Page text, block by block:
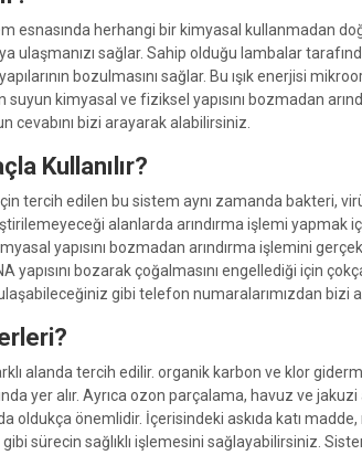
herhangi bir kimyasal kullanmadan
sağlar. Sahip olduğu lambalar
bozulmasını sağlar. Bu ışık enerjisi
kimyasal ve fiziksel yapısını bozmadan
bizi arayarak alabilirsiniz.
Kullanılır?
tercih edilen bu sistem aynı zamanda bakteri,
alanlarda arındırma işlemi yapmak
yapısını bozmadan arındırma işlemini
bozarak çoğalmasını engellediği için
gibi telefon numaralarımızdan bizi
alanda tercih edilir. organik karbon ve klor
yer alır. Ayrıca ozon parçalama, havuz ve
önemlidir. İçerisindeki askıda katı madde,
sürecin sağlıklı işlemesini sağlayabilirsiniz.